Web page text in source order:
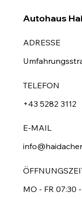
Autohaus
ADRESSE
TELEFON
+43 5282 3112
E-MAIL
MO - FR 07:30